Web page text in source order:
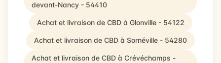
devant-Nancy - 54410
Achat et livraison de CBD à Glonville - 54122
Achat et livraison de CBD à Sornéville - 54280
Achat et livraison de CBD à Crévéchamps -